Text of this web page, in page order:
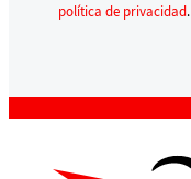
política de privacidad.